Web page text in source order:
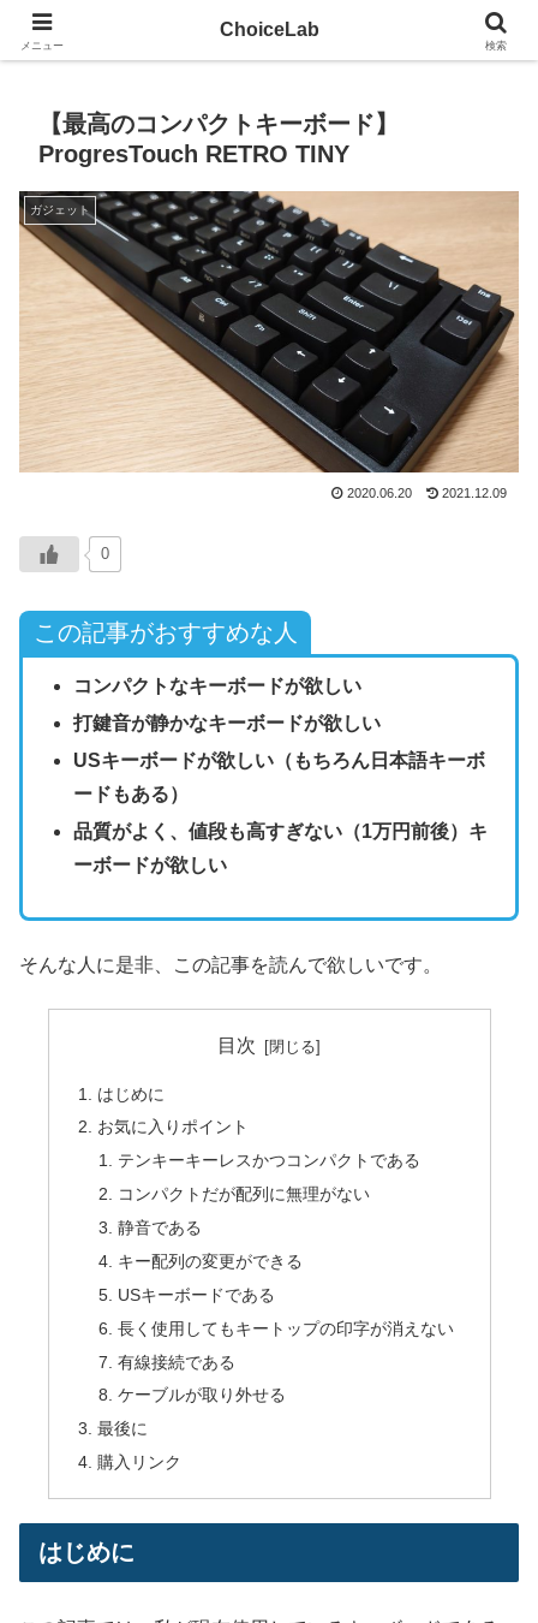
試して、見つける。モノ選びのツールサイト
【最高のコンパクトキーボード】
ProgresTouch RETRO TINY
ガジェット
2020.06.20 2021.12.09
0
この記事がおすすめな人
コンパクトなキーボードが欲しい
打鍵音が静かなキーボードが欲しい
USキーボードが欲しい（もちろん日本語キーボ
ードもある）
品質がよく、値段も高すぎない（1万円前後）キ
ーボードが欲しい
そんな人に是非、この記事を読んで欲しいです。
目次
はじめに
お気に入りポイント
テンキーキーレスかつコンパクトである
コンパクトだが配列に無理がない
静音である
キー配列の変更ができる
USキーボードである
長く使用してもキートップの印字が消えない
有線接続である
ケーブルが取り外せる
最後に
購入リンク
はじめに
メニュー
ChoiceLab
検索